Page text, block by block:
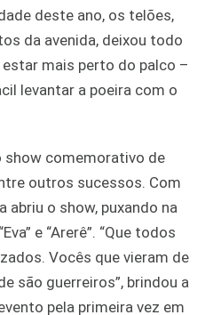
deste ano, os telões,
da avenida, deixou todo
mais perto do palco –
levantar a poeira com o
show comemorativo de
outros sucessos. Com
abriu o show, puxando na
e “Arerê”. “Que todos
Vocês que vieram de
são guerreiros”, brindou a
pela primeira vez em